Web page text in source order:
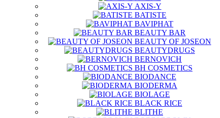
AXIS-Y
BATISTE
BAVIPHAT
BEAUTY BAR
BEAUTY OF JOSEON
BEAUTYDRUGS
BERNOVICH
BH COSMETICS
BIODANCE
BIODERMA
BIOLAGE
BLACK RICE
BLITHE